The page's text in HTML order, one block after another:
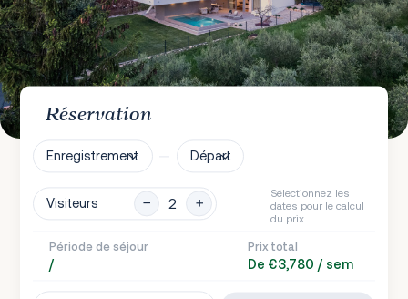
Réservation
Enregistrement Départ
Visiteurs
Sélectionnez les
dates pour le calcul
du prix
Période de séjour
/
Prix total
De €3,780 / sem